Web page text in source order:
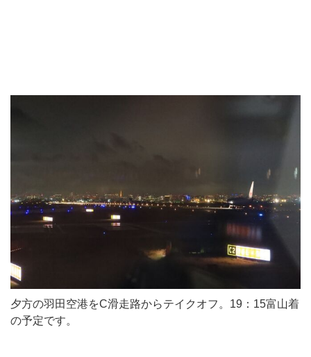
夕方の羽田空港をC滑走路からテイクオフ。19：15富山着
の予定です。